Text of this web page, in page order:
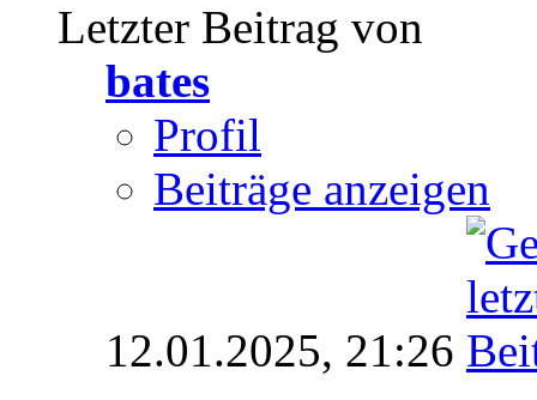
Letzter Beitrag von
bates
Profil
Beiträge anzeigen
12.01.2025, 21:26